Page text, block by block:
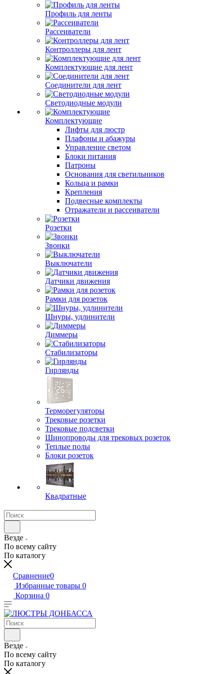
Профиль для ленты
Рассеиватели
Контроллеры для лент
Комплектующие для лент
Соединители для лент
Светодиодные модули
Комплектующие
Лифты для люстр
Плафоны и абажуры
Управление светом
Блоки питания
Патроны
Основания для светильников
Кольца и рамки
Крепления
Подвесные комплекты
Отражатели и рассеиватели
Розетки
Звонки
Выключатели
Датчики движения
Рамки для розеток
Шнуры, удлинители
Диммеры
Стабилизаторы
Гирлянды
Терморегуляторы
Трековые розетки
Трековые подсветки
Шинопроводы для трековых розеток
Теплые полы
Блоки розеток
Квадратные
Везде
По всему сайту
По каталогу
Сравнение0
Избранные товары 0
Корзина 0
Везде
По всему сайту
По каталогу